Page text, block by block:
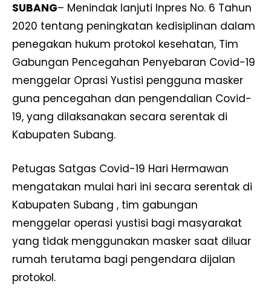
SUBANG– Menindak lanjuti Inpres No. 6 Tahun
2020 tentang peningkatan kedisiplinan dalam
penegakan hukum protokol kesehatan, Tim
Gabungan Pencegahan Penyebaran Covid-19
menggelar Oprasi Yustisi pengguna masker
guna pencegahan dan pengendalian Covid-
19, yang dilaksanakan secara serentak di
Kabupaten Subang.
Petugas Satgas Covid-19 Hari Hermawan
mengatakan mulai hari ini secara serentak di
Kabupaten Subang , tim gabungan
menggelar operasi yustisi bagi masyarakat
yang tidak menggunakan masker saat diluar
rumah terutama bagi pengendara dijalan
protokol.